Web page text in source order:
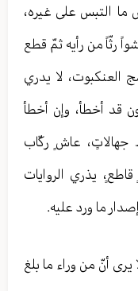
التبس على غيره،
رثّاً من رأيه ثمّ قطع
العنكبوت، لا يدري
قد أخطأ، وإن أخطأ
عاشٍ ركّاب
يذري الروايات
ما ورد عليه.
أنّ من وراء ما بلغ